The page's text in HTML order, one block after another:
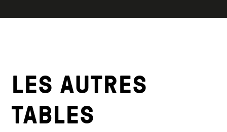
LES AUTRES
TABLES